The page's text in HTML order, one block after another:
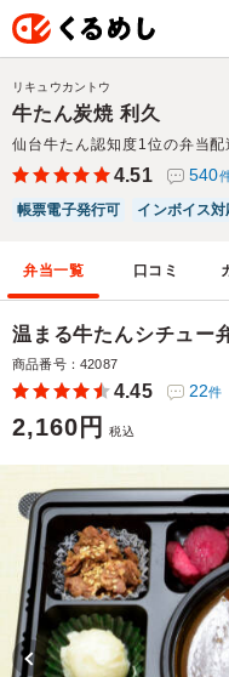
牛たん炭焼 利久
仙台牛たん認知度1位の弁当配
リキュウカントウ
4.51 540
帳票電子発行可
インボイス対
弁当一覧 口コミ
温まる牛たんシチュー
商品番号：42087
4.45 22件
2,160円 税込